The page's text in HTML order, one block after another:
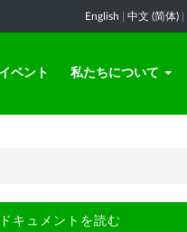
English 中文 (简体)
イベント 私たちについて
ドキュメントを読む